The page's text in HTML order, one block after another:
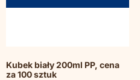
Kubek biały 200ml PP, cena
za 100 sztuk